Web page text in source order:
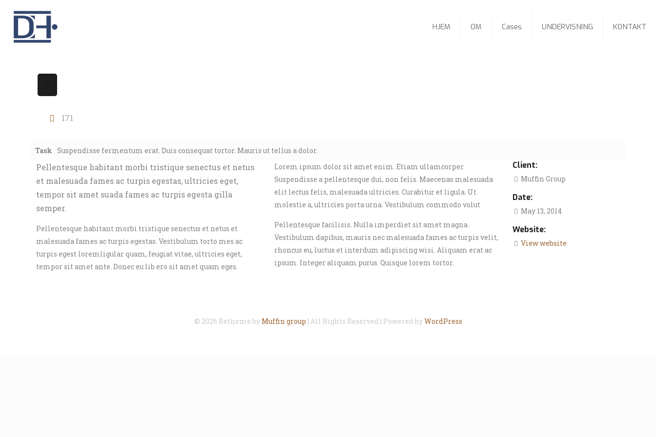
HJEM OM Cases UNDERVISNING KONTAKT
171
Task Suspendisse fermentum erat. Duis consequat tortor. Mauris ut tellus a dolor.
Pellentesque habitant morbi tristique senectus et netus
et malesuada fames ac turpis egestas, ultricies eget,
tempor sit amet suada fames ac turpis egesta gilla
semper.
Pellentesque habitant morbi tristique senectus et netus et
malesuada fames ac turpis egestas. Vestibulum torto mes ac
turpis egest loremligular quam, feugiat vitae, ultricies eget,
tempor sit amet ante. Donec eu lib ero sit amet quam eges.
Lorem ipsum dolor sit amet enim. Etiam ullamcorper.
Suspendisse a pellentesque dui, non felis. Maecenas malesuada
elit lectus felis, malesuada ultricies. Curabitur et ligula. Ut
molestie a, ultricies porta urna. Vestibulum commodo volut
Pellentesque facilisis. Nulla imperdiet sit amet magna.
Vestibulum dapibus, mauris nec malesuada fames ac turpis velit,
rhoncus eu, luctus et interdum adipiscing wisi. Aliquam erat ac
ipsum. Integer aliquam purus. Quisque lorem tortor.
Client:
Muffin Group
Date:
May 13, 2014
Website:
View website
© 2026 Betheme by Muffin group | All Rights Reserved | Powered byWordPress